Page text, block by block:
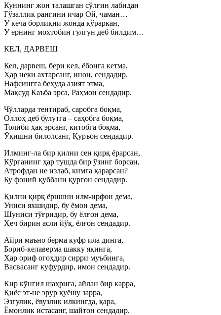
Куннинг жон талашган сўлғин лабидан
Гўзаллик рангини ичар Ой, чаман…
У кеча борлиқни жонда кўраркан,
У ернинг моҳтобин гулгун деб билдим…
КЕЛ, ДАРВЕШ
Кел, дарвеш, бери кел, ёбонга кетма,
Ҳар неки ахтарсанг, инон, сендадир.
Нафсингга беҳуда азият этма,
Мақсуд Каъба эрса, Раҳмон сендадир.
Чўлларда тентираб, саробга боқма,
Оллоҳ деб булутга – саҳобга боқма,
Толиби ҳақ эрсанг, китобга боқма,
Ўқишни билолсанг, Қуръон сендадир.
Илминг-ла бир қилни сен қирқ ёрарсан,
Кўрганинг ҳар тушда бир ўзинг борсан,
Атрофдан не излаб, кимга қарарсан?
Бу фоний қуббани қурғон сендадир.
Қилни қирқ ёришни илм-ирфон дема,
Униси яхшидир, бу ёмон дема,
Шуниси тўғридир, бу ёлғон дема,
Ҳеч бирин асли йўқ, ёлғон сендадир.
Айри маъно берма куфр ила динга,
Бориб-келаверма шакку яқинга,
Ҳар ориф огоҳдир сирри муъбинга,
Васвасанг куфурдир, имон сендадир.
Кир кўнгил шаҳрига, айлан бир карра,
Қиёс эт-не эрур қуёшу зарра,
Эзгулик, ёвузлик илкингда, қара,
Ёмонлик истасанг, шайтон сендадир.